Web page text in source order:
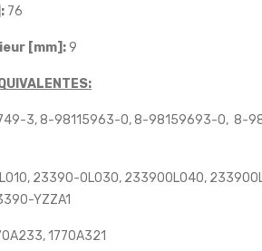
76
[mm]:9
3, 8-98115963-0, 8-98159693-0, 8-
23390-0L030, 233900L040,
YZZA1
1770A321